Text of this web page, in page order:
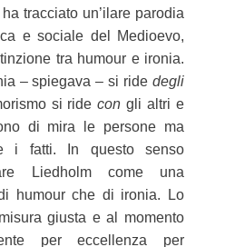
tracciato un’ilare parodia
e sociale del Medioevo,
tra humour e ironia.
– spiegava – si ride degli
si ridecon gli altri e
di mira le persone ma
i fatti. In questo senso
Liedholm come una
humour che di ironia. Lo
giusta e al momento
per eccellenza per